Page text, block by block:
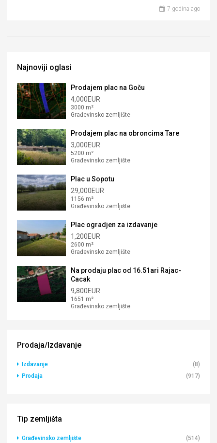
7 godina ago
Najnoviji oglasi
Prodajem plac na Goču
4,000EUR
3000 m²
Građevinsko zemljište
Prodajem plac na obroncima Tare
3,000EUR
5200 m²
Građevinsko zemljište
Plac u Sopotu
29,000EUR
1156 m²
Građevinsko zemljište
Plac ogradjen za izdavanje
1,200EUR
2600 m²
Građevinsko zemljište
Na prodaju plac od 16.51ari Rajac-
Cacak
9,800EUR
1651 m²
Građevinsko zemljište
Prodaja/Izdavanje
Izdavanje
(8)
Prodaja
(917)
Tip zemljišta
Građevinsko zemljište (514)